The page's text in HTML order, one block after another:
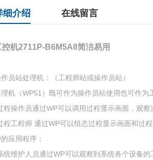
细介绍 在线留言
控机2711P-B6M5A8简洁易用
员站处理机：（工程师站或操作员站）
机（WP51）既可作为操作员站使用也可作为
程操作员通过WP可以调用过程显示画面，观
程工程师 通过WP可以组态过程显示画面和过
应用程序；
统维护人员通过WP可以观察到系统各个设备